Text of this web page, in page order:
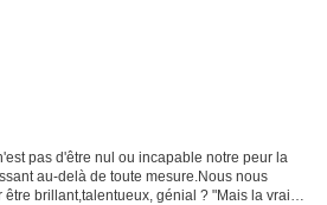
pas d'être nul ou incapable notre peur la
au-delà de toute mesure.Nous nous
brillant,talentueux, génial ? "Mais la vraie